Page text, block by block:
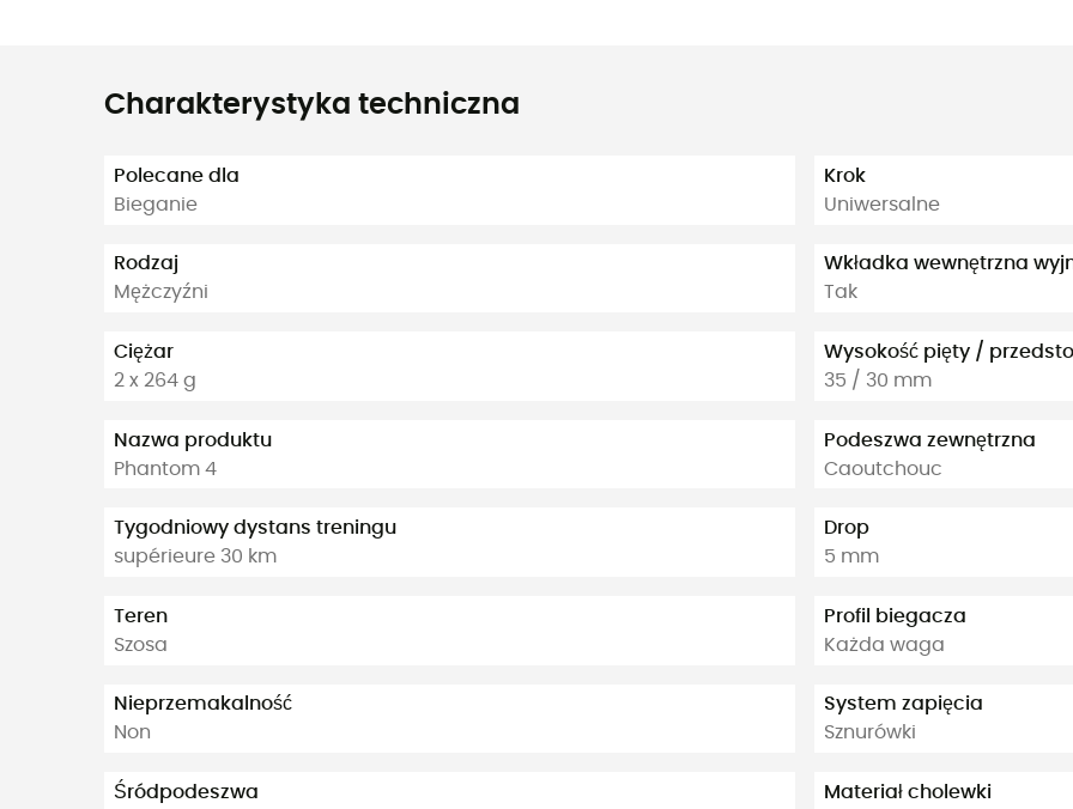
Charakterystyka techniczna
Polecane dla
Bieganie
Rodzaj
Mężczyźni
Ciężar
2 x 264 g
Nazwa produktu
Phantom 4
Tygodniowy dystans treningu
supérieure 30 km
Teren
Szosa
Nieprzemakalność
Non
Śródpodeszwa
Krok
Uniwersalne
Wkładka wewnętrzna
Tak
Wysokość pięty /
35 / 30 mm
Podeszwa zewnętrzna
Caoutchouc
Drop
5 mm
Profil biegacza
Każda waga
System zapięcia
Sznurówki
Materiał cholewki